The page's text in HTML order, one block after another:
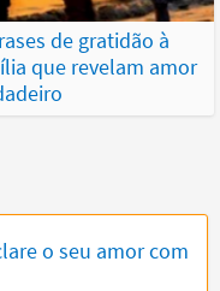
de gratidão à
que revelam amor
o seu amor com